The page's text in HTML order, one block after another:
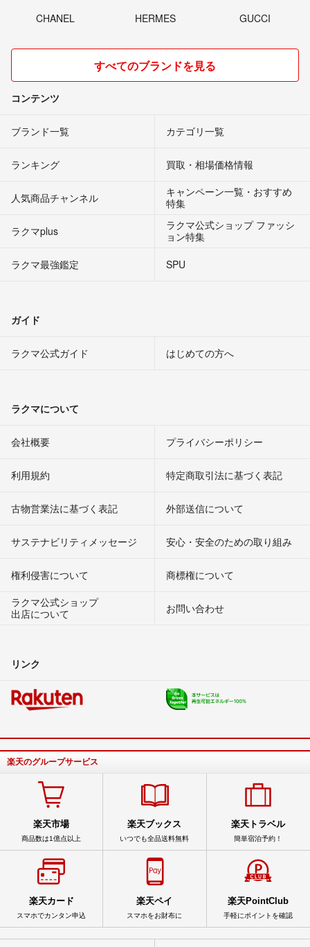
CHANEL HERMES GUCCI
すべてのブランドを見る
コンテンツ
ブランド一覧 カテゴリ一覧
ランキング 買取・相場価格情報
人気商品チャンネル
キャンペーン一覧・おすすめ
特集
ラクマplus
ラクマ公式ショップ ファッシ
ョン特集
ラクマ最強鑑定
SPU
ガイド
ラクマ公式ガイド はじめての方へ
ラクマについて
会社概要 プライバシーポリシー
利用規約 特定商取引法に基づく表記
古物営業法に基づく表記 外部送信について
サステナビリティメッセージ 安心・安全のための取り組み
権利侵害について
商標権について
ラクマ公式ショップ
出店について
お問い合わせ
リンク
楽天のグループサービス
楽天市場
商品数は1億点以上
楽天ブックス
いつでも全品送料無料
楽天トラベル
簡単宿泊予約！
楽天カード
スマホでカンタン申込
楽天ペイ
スマホをお財布に
楽天PointClub
手軽にポイントを確認